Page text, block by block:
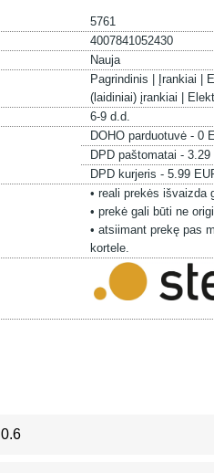
5761
4007841052430
Nauja
Pagrindinis | Įrankiai |
(laidiniai) įrankiai |
6-9 d.d.
DOHO parduotuvė - 0
DPD paštomatai - 3.29
DPD kurjeris - 5.99
• reali prekės išvaizda
• prekė gali būti ne
• atsiimant prekę pas
kortele.
0.6